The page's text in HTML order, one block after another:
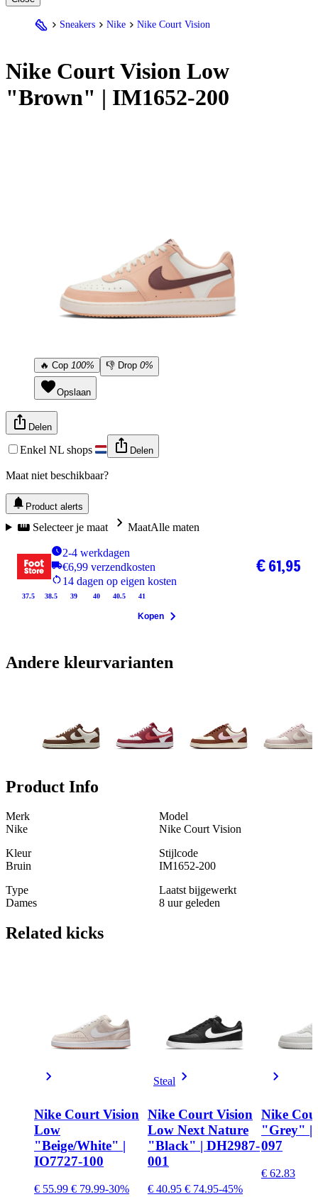
Sneakers Nike Nike Court Vision
Nike Court Vision Low
"Brown" | IM1652-200
🔥 Cop 100% 👎 Drop 0%
Opslaan
Delen
Enkel NL shops Delen
Maat niet beschikbaar?
Product alerts
Selecteer je maat MaatAlle maten
2-4 werkdagen
€6,99 verzendkosten
14 dagen op eigen kosten
37.5 38.5 39 40 40.5 41
€ 61,95
Kopen
Andere kleurvarianten
Product Info
Merk
Nike
Model
Nike Court Vision
Kleur
Bruin
Stijlcode
IM1652-200
Type
Dames
Laatst bijgewerkt
8 uur geleden
Related kicks
Nike Court Vision
Low
"Beige/White" |
IO7727-100
€ 55.99 € 79.99-30%
Steal
Nike Court Vision
Low Next Nature
"Black" | DH2987-
001
€ 40.95 € 74.95-45%
Nike
"Grey" |
097
€ 62.83